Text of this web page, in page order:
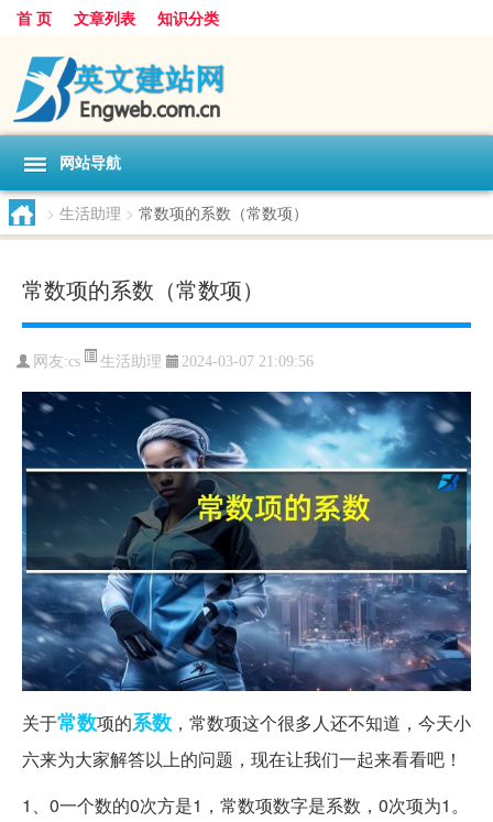
首 页 文章列表 知识分类
网站导航
> 生活助理 > 常数项的系数（常数项）
常数项的系数（常数项）
网友:cs 生活助理 2024-03-07 21:09:56
关于常数项的系数 ，常数项这个很多人还不知道，今天小
六来为大家解答以上的问题，现在让我们一起来看看吧！
1、0一个数的0次方是1，常数项数字是系数，0次项为1。